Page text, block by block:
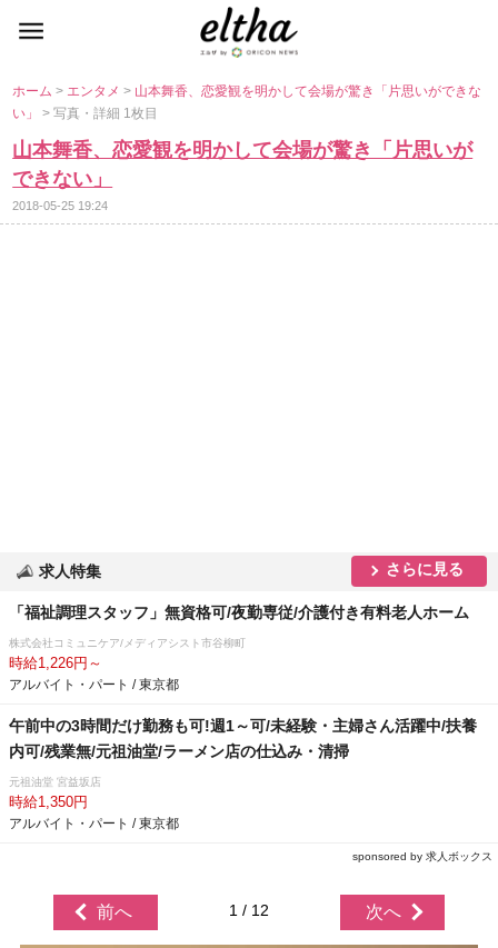
ホーム> エンタメ> 山本舞香、恋愛観を明かして会場が驚き「片思いができな
い」> 写真・詳細 1枚目
山本舞香、恋愛観を明かして会場が驚き「片思いが
できない」
2018-05-25 19:24
求人特集 さらに見る
「福祉調理スタッフ」無資格可/夜勤専従/介護付き有料老人ホーム
株式会社コミュニケア/メディアシスト市谷柳町
時給1,226円～
アルバイト・パート / 東京都
午前中の3時間だけ勤務も可!週1～可/未経験・主婦さん活躍中/扶養
内可/残業無/元祖油堂/ラーメン店の仕込み・清掃
元祖油堂 宮益坂店
時給1,350円
アルバイト・パート / 東京都
sponsored by 求人ボックス
前へ 1 / 12 次へ